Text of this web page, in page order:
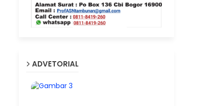
ADVETORIAL